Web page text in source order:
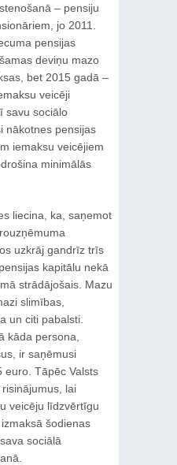
– pensiju
jo 2011.
pensijas
deviņu mazo
bet 2015 gadā –
veicēji
savu sociālo
nākotnes pensijas
iemaksu veicējiem
minimālās
liecina, ka, saņemot
uzkrāj gandrīz trīs
kapitālu nekā
strādājošais. Mazu
slimības,
un citi pabalsti.
kāda persona,
ir saņēmusi
euro. Tāpēc Valsts
lai
veicēju līdzvērtīgu
šodienas
sociālā